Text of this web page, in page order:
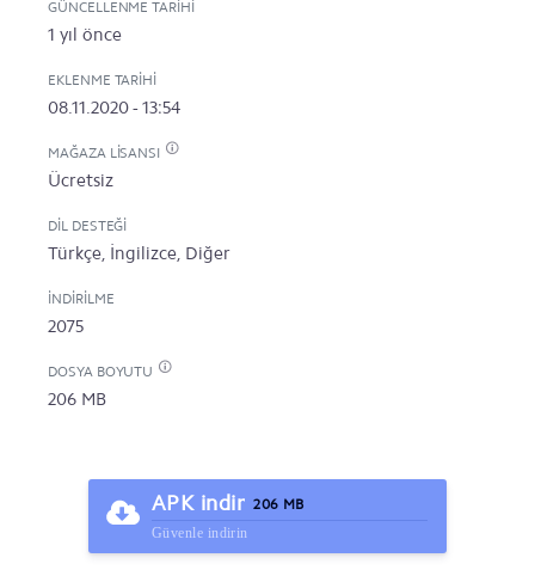
GÜNCELLENME TARIHI
1 yıl önce
EKLENME TARIHI
08.11.2020 - 13:54
MAĞAZA LISANSI
Ücretsiz
DIL DESTEĞI
Türkçe, İngilizce, Diğer
İNDIRILME
2075
DOSYA BOYUTU
206 MB
APK indir 206 MB
Güvenle indirin